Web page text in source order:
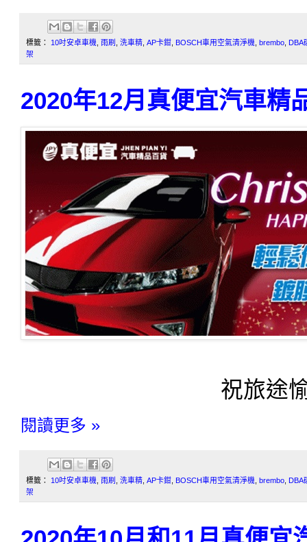
標籤： 10吋安卓車機 雨刷 洗車精 AP卡鉗 BOSCH車用空氣清淨機 brembo DBA
架
2020年12月真便宜汽車精
祝旅途
閱讀更多 »
標籤： 10吋安卓車機 雨刷 洗車精 AP卡鉗 BOSCH車用空氣清淨機 brembo DBA
架